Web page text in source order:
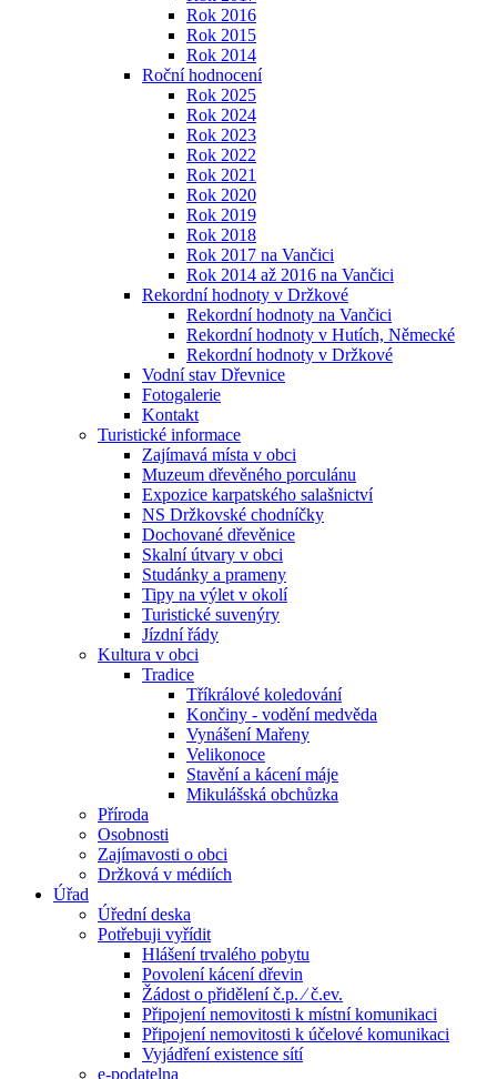
Rok 2016
Rok 2015
Rok 2014
Roční hodnocení
Rok 2025
Rok 2024
Rok 2023
Rok 2022
Rok 2021
Rok 2020
Rok 2019
Rok 2018
Rok 2017 na Vančici
Rok 2014 až 2016 na Vančici
Rekordní hodnoty v Držkové
Rekordní hodnoty na Vančici
Rekordní hodnoty v Hutích, Německé
Rekordní hodnoty v Držkové
Vodní stav Dřevnice
Fotogalerie
Kontakt
Turistické informace
Zajímavá místa v obci
Muzeum dřevěného porculánu
Expozice karpatského salašnictví
NS Držkovské chodníčky
Dochované dřevěnice
Skalní útvary v obci
Studánky a prameny
Tipy na výlet v okolí
Turistické suvenýry
Jízdní řády
Kultura v obci
Tradice
Tříkrálové koledování
Končiny - vodění medvěda
Vynášení Mařeny
Velikonoce
Stavění a kácení máje
Mikulášská obchůzka
Příroda
Osobnosti
Zajímavosti o obci
Držková v médiích
Úřad
Úřední deska
Potřebuji vyřídit
Hlášení trvalého pobytu
Povolení kácení dřevin
Žádost o přidělení č.p. ⁄ č.ev.
Připojení nemovitosti k místní komunikaci
Připojení nemovitosti k účelové komunikaci
Vyjádření existence sítí
e-podatelna